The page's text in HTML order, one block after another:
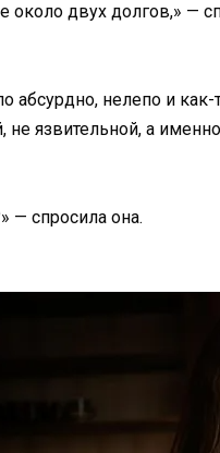
двух долгов,» —
абсурдно, нелепо и
не язвительной, а
— спросила она.